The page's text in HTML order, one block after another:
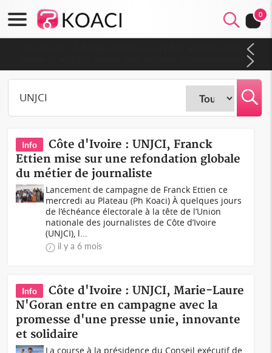
0
de la Guinée
Info
Côte d'Ivoire : UNJCI, Franck
Ettien mise sur une refondation globale
du métier de journaliste
Lancement de campagne de Franck Ettien ce
mercredi au Plateau (Ph Koaci) À quelques jours
de l’échéance électorale à la tête de l’Union
nationale des journalistes de Côte d’Ivoire
(UNJCI), l...
il y a 6 mois
Info
Côte d'Ivoire : UNJCI, Marie-Laure
N'Goran entre en campagne avec la
promesse d'une presse unie, innovante
et solidaire
La course à la présidence du Conseil exécutif de